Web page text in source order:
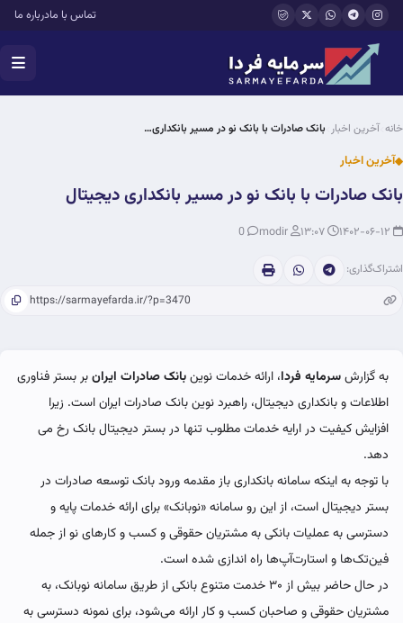
رفتن به محتوای اصلی تماس با مادرباره ما
خانه آخرین اخبار بانک صادرات با بانک نو در مسیر بانکداری…
آخرین اخبار
بانک صادرات با بانک نو در مسیر بانکداری دیجیتال
اشتراک‌گذاری:
به گزارشسرمایه فردا، ارائه خدمات نوینبانک صادرات ایرانبر بستر فناوری
اطلاعات و بانکداری دیجیتال، راهبرد نوین بانک صادرات ایران است. زیرا
افزایش کیفیت در ارایه خدمات مطلوب تنها در بستر دیجیتال بانک رخ می
دهد.
با توجه به اینکه سامانه بانکداری باز مقدمه ورود بانک توسعه صادرات در
بستر دیجیتال است، از این رو سامانه «نوبانک» برای ارائه خدمات پایه و
دسترسی به عملیات بانکی به مشتریان حقوقی و کسب و کارهای نو از جمله
فین‌تک‌ها و استارت‌آپ‌ها راه اندازی شده است.
در حال حاضر بیش از ۳۰ خدمت متنوع بانکی از طریق سامانه نوبانک، به
مشتریان حقوقی و صاحبان کسب و کار ارائه می‌شود، برای نمونه دسترسی به